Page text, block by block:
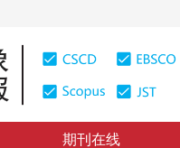
期刊在线